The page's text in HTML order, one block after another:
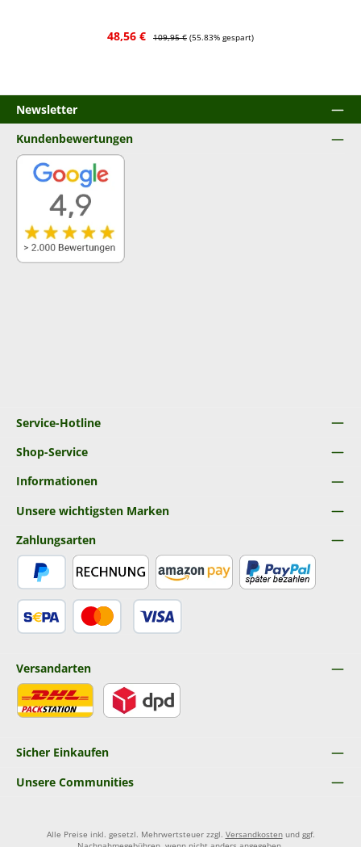
Verkaufspreis:
48,56 € Regulärer Preis:
109,95 € (55.83% gespart)
Newsletter
Service-Hotline
Shop-Service
Informationen
Unsere wichtigsten Marken
Sicher Einkaufen
Kundenbewertungen
Unsere Communities
Zahlungsarten
Versandarten
Alle Preise inkl. gesetzl. Mehrwertsteuer zzgl. Versandkostenund ggf.